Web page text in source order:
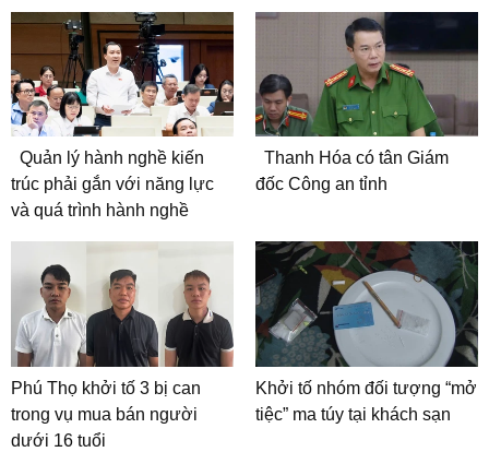
Quản lý hành nghề kiến
trúc phải gắn với năng lực
và quá trình hành nghề
Thanh Hóa có tân Giám
đốc Công an tỉnh
Phú Thọ khởi tố 3 bị can
trong vụ mua bán người
dưới 16 tuổi
Khởi tố nhóm đối tượng “mở
tiệc” ma túy tại khách sạn